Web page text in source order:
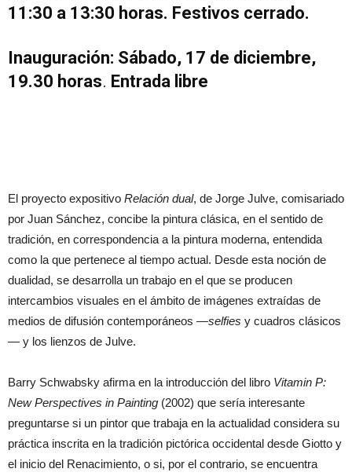
11:30 a 13:30 horas. Festivos cerrado.
Inauguración: Sábado, 17 de diciembre,
19.30 horas. Entrada libre
El proyecto expositivo Relación dual, de Jorge Julve, comisariado
por Juan Sánchez, concibe la pintura clásica, en el sentido de
tradición, en correspondencia a la pintura moderna, entendida
como la que pertenece al tiempo actual. Desde esta noción de
dualidad, se desarrolla un trabajo en el que se producen
intercambios visuales en el ámbito de imágenes extraídas de
medios de difusión contemporáneos —selfies y cuadros clásicos
— y los lienzos de Julve.
Barry Schwabsky afirma en la introducción del libro Vitamin P:
New Perspectives in Painting (2002) que sería interesante
preguntarse si un pintor que trabaja en la actualidad considera su
práctica inscrita en la tradición pictórica occidental desde Giotto y
el inicio del Renacimiento, o si, por el contrario, se encuentra